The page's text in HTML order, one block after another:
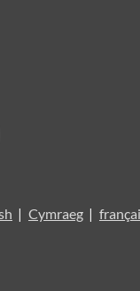
| Cymraeg |